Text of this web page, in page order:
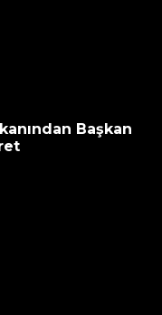
Başkan